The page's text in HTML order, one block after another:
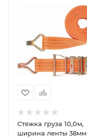
Стяжка груза 10,0м,
ширина ленты 38мм